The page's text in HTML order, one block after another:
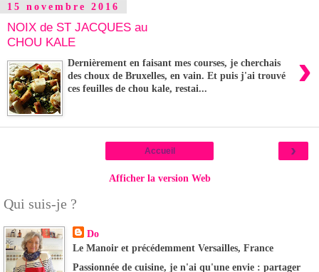
15 novembre 2016
NOIX de ST JACQUES au
CHOU KALE
›
Dernièrement en faisant mes courses, je cherchais
des choux de Bruxelles, en vain. Et puis j'ai trouvé
ces feuilles de chou kale, restai...
›
Accueil
Afficher la version Web
Qui suis-je ?
Do
Le Manoir et précédemment Versailles, France
Passionnée de cuisine, je n'ai qu'une envie : partager